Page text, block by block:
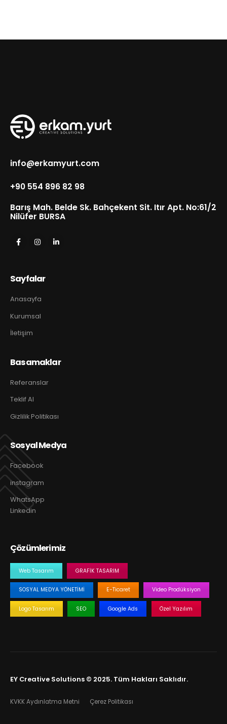
info@erkamyurt.com
+90 554 896 82 98
Barış Mah. Belde Sk. Bahçekent Sit. Itır Apt. No:61/2
Nilüfer BURSA
Sayfalar
Anasayfa
Kurumsal
İletişim
Basamaklar
Referanslar
Teklif Al
Gizlilik Politikası
Sosyal Medya
Facebook
instagram
WhatsApp
Linkedin
Çözümlerimiz
Web Tasarım GRAFIK TASARIM
SOSYAL MEDYA YÖNETIMI E-Ticaret Video Prodüksiyon
Logo Tasarım SEO Google Ads Özel Yazılım
EY Creative Solutions © 2025. Tüm Hakları Saklıdır.
KVKK Aydınlatma Metni Çerez Politikası